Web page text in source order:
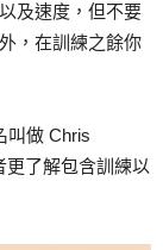
及速度，但不要
，在訓練之餘你
叫做 Chris
更了解包含訓練以